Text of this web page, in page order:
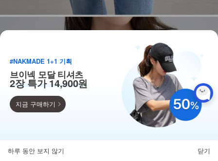
득템찬스
#NAKMADE 1+1 기획
브이넥 모달 티셔츠
2장 특가 14,900원
지금 구매하기
하루 동안 보지 않기 닫기
뒤로가기 카테고리 마이페이지